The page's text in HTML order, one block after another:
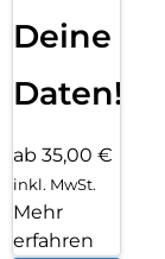
Deine
Daten!
ab 35,00 €
inkl. MwSt.
Mehr
erfahren